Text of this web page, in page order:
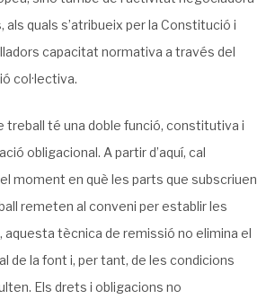
quals s’atribueix per la Constitució i
capacitat normativa a través del
col·lectiva.
treball té una doble funció, constitutiva i
obligacional. A partir d’aquí, cal
moment en què les parts que subscriuen
remeten al conveni per establir les
aquesta tècnica de remissió no elimina el
de la font i, per tant, de les condicions
Els drets i obligacions no